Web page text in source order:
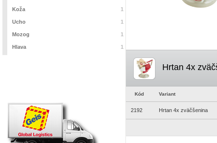
Hrtan 4x
Kód Variant
2192 Hrtan 4x zväčšenina
Koža 1
Ucho 1
Mozog 1
Hlava 1